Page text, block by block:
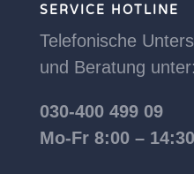
SERVICE HOTLINE
Telefonische
und Beratung unter:
030-400 499 09
Mo-Fr 8:00 – 14:30